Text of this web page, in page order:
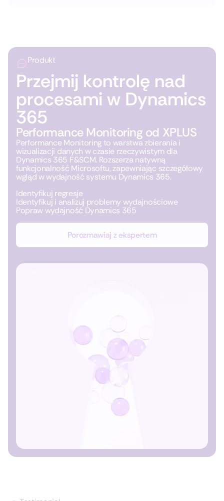
Produkt
Przejmij kontrolę nad
procesami w Dynamics
365
Performance Monitoring od XPLUS
Performance Monitoring to warstwa zbierania i
wizualizacji danych w czasie rzeczywistym dla
Dynamics 365 F&SCM. Rozszerza natywną
funkcjonalność Microsoftu, zapewniając szczegółowy
wgląd w wydajność systemu Dynamics 365.
Identyfikuj regresje
Identyfikuj i analizuj problemy wydajnościowe
Popraw wydajność Dynamics 365
Porozmawiaj z ekspertem